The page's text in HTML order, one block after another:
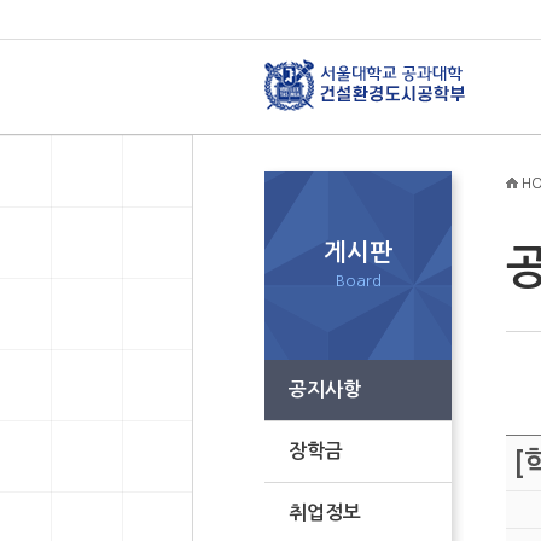
게시판
Board
공지사항
장학금
취업정보
[